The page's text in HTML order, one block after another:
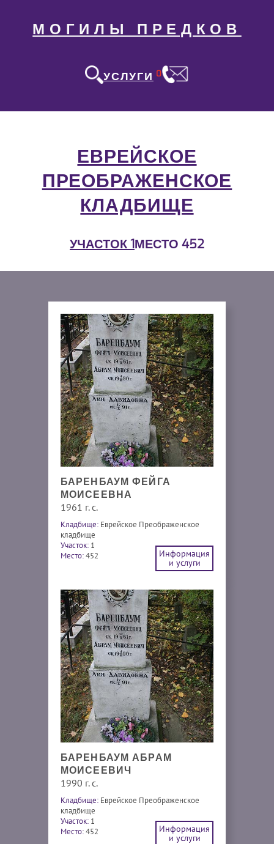
МОГИЛЫ ПРЕДКОВ
УСЛУГИ 0
ЕВРЕЙСКОЕ
ПРЕОБРАЖЕНСКОЕ
КЛАДБИЩЕ
УЧАСТОК 1МЕСТО 452
БАРЕНБАУМ ФЕЙГА
МОИСЕЕВНА
1961 г. с.
Кладбище: Еврейское Преображенское
кладбище
Участок: 1
Место:452
Информация
и услуги
БАРЕНБАУМ АБРАМ
МОИСЕЕВИЧ
1990 г. с.
Кладбище: Еврейское Преображенское
кладбище
Участок: 1
Место:452
Информация
и услуги